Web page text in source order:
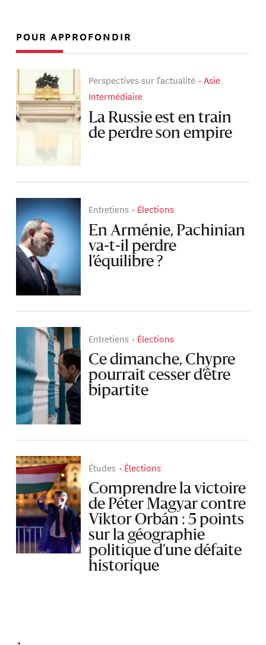
POUR APPROFONDIR
Perspectives sur l’actualité
Asie
Intermédiaire
La Russie est en train
de perdre son empire
Entretiens Élections
En Arménie, Pachinian
va-t-il perdre
l’équilibre ?
Entretiens Élections
Ce dimanche, Chypre
pourrait cesser d’être
bipartite
Études Élections
Comprendre la victoire
de Péter Magyar contre
Viktor Orbán : 5 points
sur la géographie
politique d’une défaite
historique